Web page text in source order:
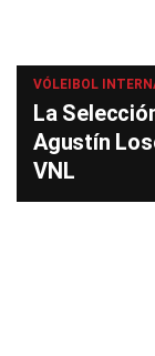
VÓLEIBOL
La
Agustín
VNL